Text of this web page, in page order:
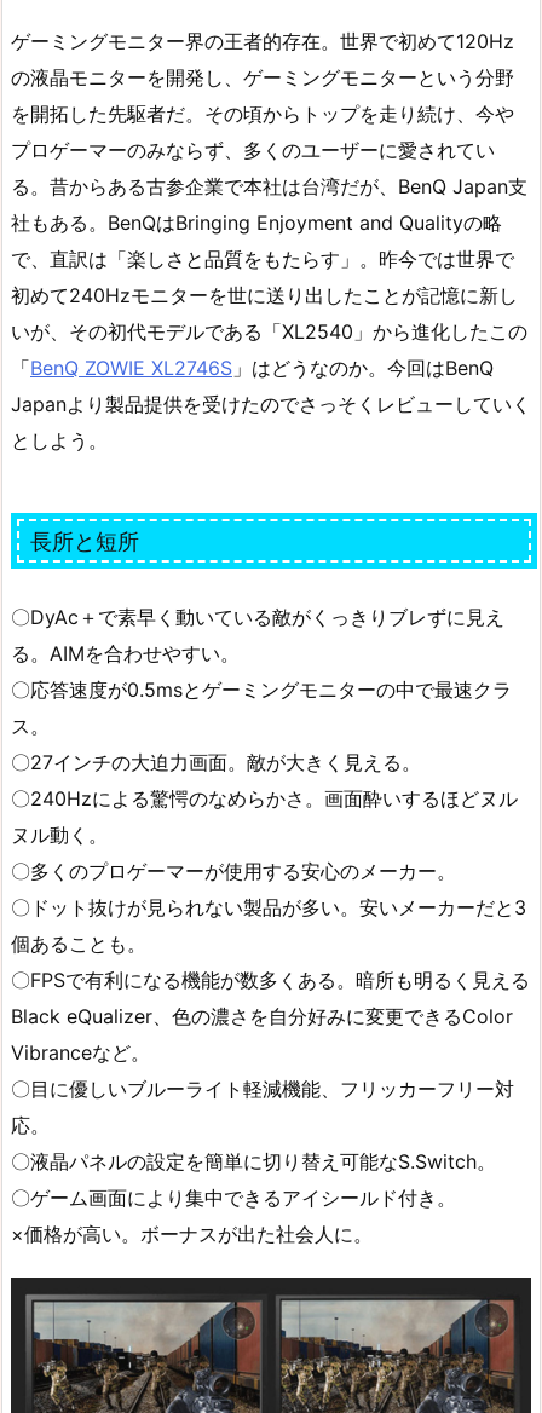
ゲーミングモニター界の王者的存在。世界で初めて120Hz
の液晶モニターを開発し、ゲーミングモニターという分野
を開拓した先駆者だ。その頃からトップを走り続け、今や
プロゲーマーのみならず、多くのユーザーに愛されてい
る。昔からある古参企業で本社は台湾だが、BenQ Japan支
社もある。BenQはBringing Enjoyment and Qualityの略
で、直訳は「楽しさと品質をもたらす」。昨今では世界で
初めて240Hzモニターを世に送り出したことが記憶に新し
いが、その初代モデルである「XL2540」から進化したこの
「BenQ ZOWIE XL2746S 」はどうなのか。今回はBenQ
Japanより製品提供を受けたのでさっそくレビューしていく
としよう。
長所と短所
〇DyAc＋で素早く動いている敵がくっきりブレずに見え
る。AIMを合わせやすい。
〇応答速度が0.5msとゲーミングモニターの中で最速クラ
ス。
〇27インチの大迫力画面。敵が大きく見える。
〇240Hzによる驚愕のなめらかさ。画面酔いするほどヌル
ヌル動く。
〇多くのプロゲーマーが使用する安心のメーカー。
〇ドット抜けが見られない製品が多い。安いメーカーだと3
個あることも。
〇FPSで有利になる機能が数多くある。暗所も明るく見える
Black eQualizer、色の濃さを自分好みに変更できるColor
Vibranceなど。
〇目に優しいブルーライト軽減機能、フリッカーフリー対
応。
〇液晶パネルの設定を簡単に切り替え可能なS.Switch。
〇ゲーム画面により集中できるアイシールド付き。
×価格が高い。ボーナスが出た社会人に。